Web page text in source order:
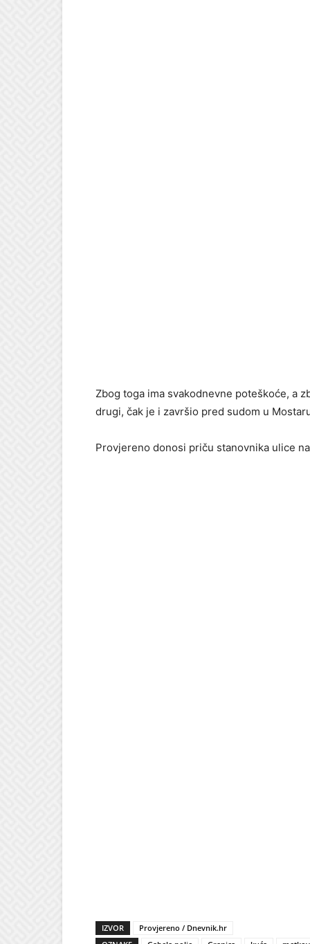
Zbog toga ima svakodnevne poteškoće, a
drugi, čak je i završio pred sudom u
Provjereno donosi priču stanovnika ulice
IZVOR
Provjereno / Dnevnik.hr